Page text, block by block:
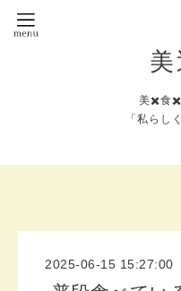
美✖️食✖️
「私らし
2025-06-15 15:27:00